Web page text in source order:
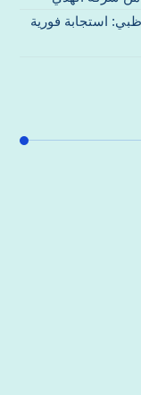
استجابة فورية